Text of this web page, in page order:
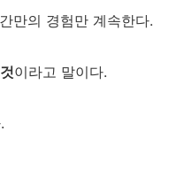
만의 경험만 계속한다.
이라고 말이다.